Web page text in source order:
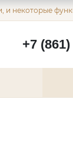
и некоторые
+7